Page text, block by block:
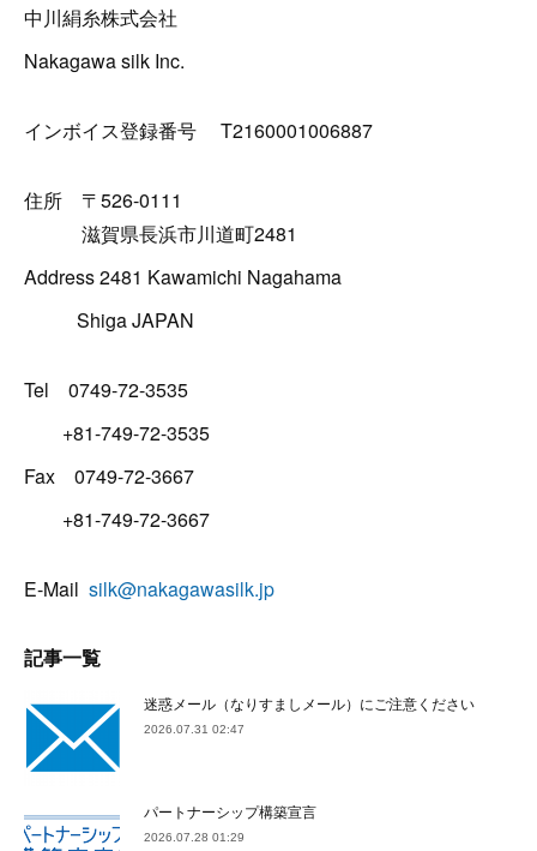
中川絹糸株式会社
Nakagawa silk Inc.
インボイス登録番号 T2160001006887
住所 〒526-0111
滋賀県長浜市川道町2481
Address 2481 Kawamichi Nagahama
Shiga JAPAN
Tel 0749-72-3535
+81-749-72-3535
Fax 0749-72-3667
+81-749-72-3667
E-Mail silk@nakagawasilk.jp
記事一覧
迷惑メール（なりすましメール）にご注意ください
2026.07.31 02:47
パートナーシップ構築宣言
2026.07.28 01:29